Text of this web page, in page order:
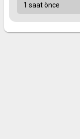
1 saat önce